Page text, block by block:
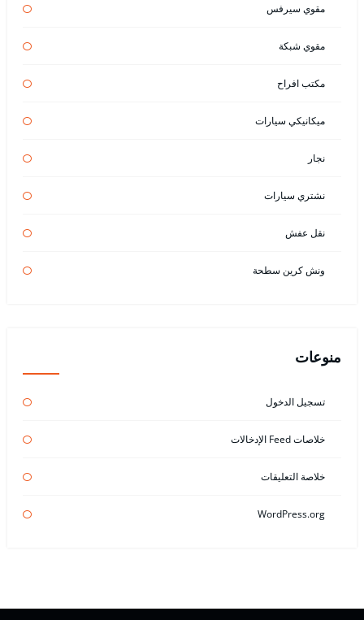
مقوي سيرفس
مقوي شبكة
مكتب افراح
ميكانيكي سيارات
نجار
نشتري سيارات
نقل عفش
ونش كرين سطحة
منوعات
تسجيل الدخول
خلاصات Feed الإدخالات
خلاصة التعليقات
WordPress.org